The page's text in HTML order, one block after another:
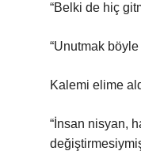
“Belki de hiç
“Unutmak
Kalemi elime
“İnsan nisyan,